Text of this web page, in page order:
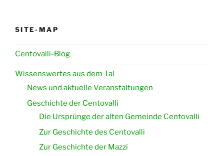
SITE-MAP
Centovalli-Blog
Wissenswertes aus dem Tal
News und aktuelle Veranstaltungen
Geschichte der Centovalli
Die Ursprünge der alten Gemeinde Centovalli
Zur Geschichte des Centovalli
Zur Geschichte der Mazzi